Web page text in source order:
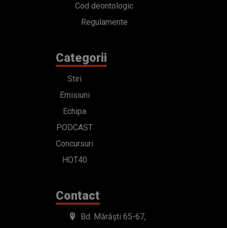
Cod deontologic
Regulamente
Categorii
Stiri
Emisiuni
Echipa
PODCAST
Concursuri
HOT40
Contact
Bd. Mărăști 65-67,